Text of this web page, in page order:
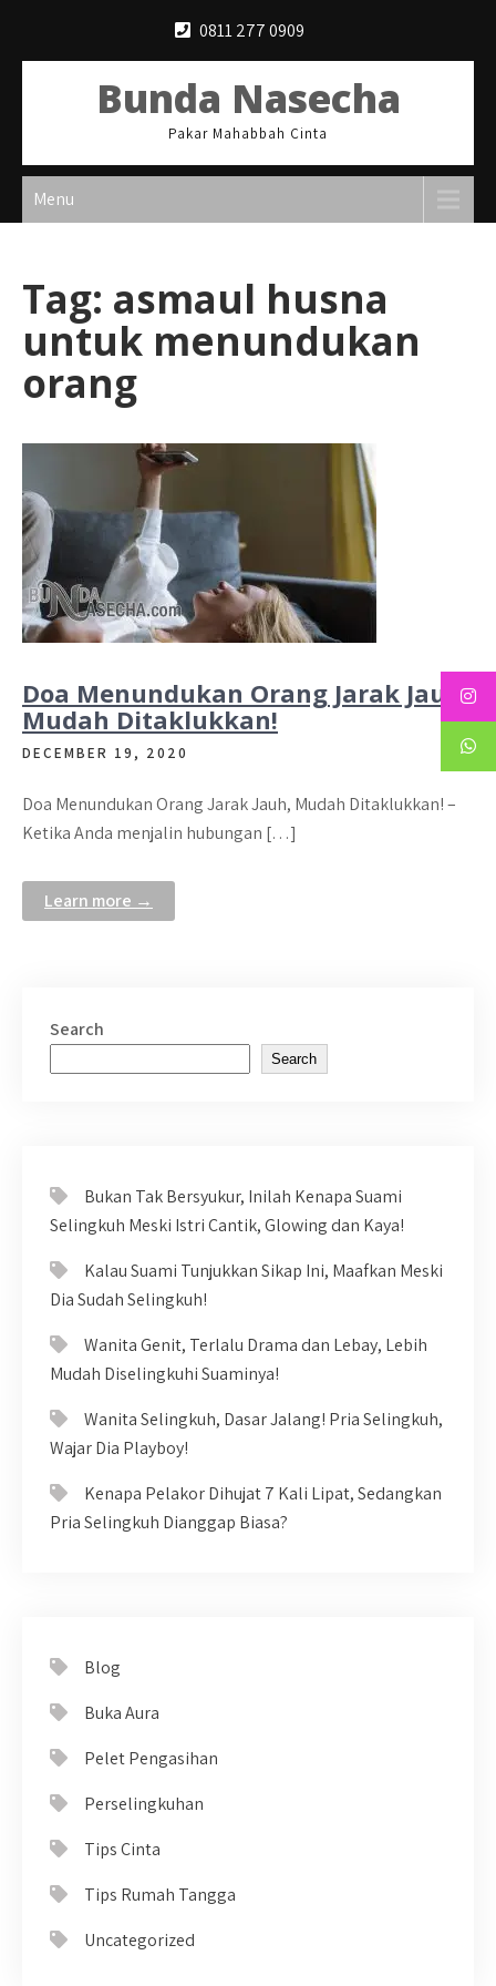
0811 277 0909
Bunda Nasecha
Pakar Mahabbah Cinta
Menu
Tag: asmaul husna
untuk menundukan
orang
Doa Menundukan Orang Jarak Jauh,
Mudah Ditaklukkan!
DECEMBER 19, 2020
Doa Menundukan Orang Jarak Jauh, Mudah Ditaklukkan! –
Ketika Anda menjalin hubungan […]
Learn more →
Search
Search
Bukan Tak Bersyukur, Inilah Kenapa Suami
Selingkuh Meski Istri Cantik, Glowing dan Kaya!
Kalau Suami Tunjukkan Sikap Ini, Maafkan Meski
Dia Sudah Selingkuh!
Wanita Genit, Terlalu Drama dan Lebay, Lebih
Mudah Diselingkuhi Suaminya!
Wanita Selingkuh, Dasar Jalang! Pria Selingkuh,
Wajar Dia Playboy!
Kenapa Pelakor Dihujat 7 Kali Lipat, Sedangkan
Pria Selingkuh Dianggap Biasa?
Blog
Buka Aura
Pelet Pengasihan
Perselingkuhan
Tips Cinta
Tips Rumah Tangga
Uncategorized